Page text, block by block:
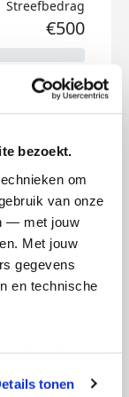
bezoekt.
om
van onze
— met jouw
Met jouw
gegevens
en technische
wijzigen of
tonen
Streefbedrag
€500